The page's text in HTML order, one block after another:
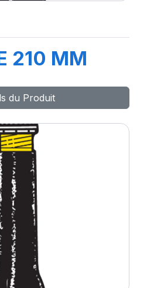
210 MM
du Produit